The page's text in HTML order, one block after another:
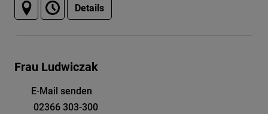
Details
Frau Ludwiczak
E-Mail senden
02366 303-300